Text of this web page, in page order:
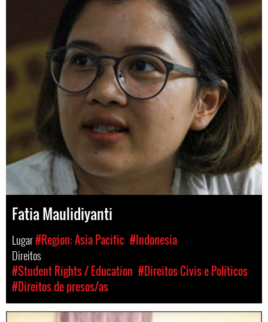
Fatia Maulidiyanti
Lugar#Region: Asia Pacific #Indonesia
Direitos
#Student Rights / Education #Direitos Civis e Políticos
#Direitos de presos/as